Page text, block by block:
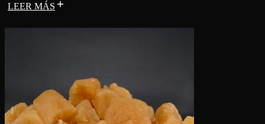
LEER MÁS